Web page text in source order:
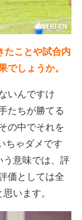
ことや試合内
でしょうか。
いんですけ
たちが勝てる
の中でそれを
ちゃダメです
う意味では、評
価としては全
います。